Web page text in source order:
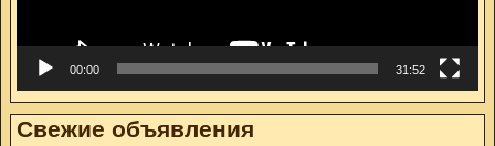
00:00 31:52
Свежие объявления